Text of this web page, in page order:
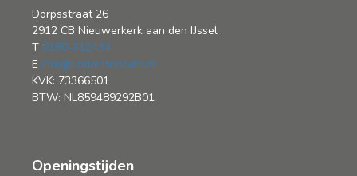
Dorpsstraat 26
2912 CB Nieuwerkerk aan den IJssel
T 0180-312434
E info@lindeinterieurs.nl
KVK: 73366501
BTW: NL859489292B01
Openingstijden